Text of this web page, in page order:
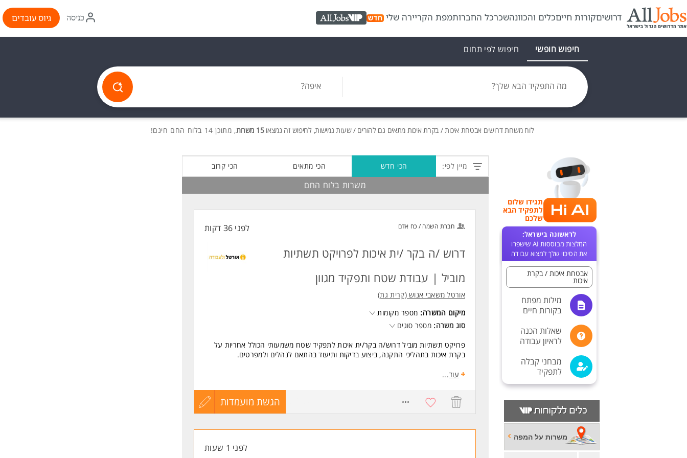
דרושיםקורות חייםכלים והכוונהשכרכל החברותמפת הקריירה שלי AllJobs VIP
איקון
התחברות
כניסה גיוס עובדים
חיפוש חופשי חיפוש לפי תחום
מה התפקיד הבא שלך? איפה?
לוח משרותדרושים אבטחת איכות / בקרת איכות מתאים גם להורים / שעות גמישות, לחיפוש זה נמצאו15 משרות , מתוכן 14 בלוח החם חינם!
תגידו שלום
לתפקיד הבא
שלכם
לראשונה בישראל:
המלצות מבוססות AI שישפרו
את הסיכוי שלך למצוא עבודה
אבטחת איכות / בקרת
איכות
מילות מפתח
בקורות חיים
שאלות הכנה
לראיון עבודה
מבחני קבלה
לתפקיד
משרות על המפה
מיין לפי: הכי חדש הכי מתאים הכי קרוב
משרות בלוח החם
חברת השמה / כח אדם לפני 36 דקות
דרוש /ה בקר /ית איכות לפרויקט תשתיות
מוביל | עבודת שטח ותפקיד מגוון
אורטל משאבי אנוש (קרית גת)
מיקום המשרה: מספר מקומות
סוג משרה: מספר סוגים
פרויקט תשתיות מוביל דרוש/ה בקר/ית איכות לתפקיד שטח משמעותי הכולל אחריות על
בקרת איכות בתהליכי התקנה, ביצוע בדיקות ותיעוד בהתאם לנהלים ולמפרטים.
התפקיד מתאים גם למועמדים/ות בעלי רקע טכני המעוניינים להשתלב ולהתפתח בתחום
במסגרת התפקיד:
ביצוע בקרות איכות על עבודות התקנה בשטח.
קריאת שרטוטים מכניים ועבודה על פיהם.
עוד...
הגשת מועמדות
עדכון
לפני 1 שעות